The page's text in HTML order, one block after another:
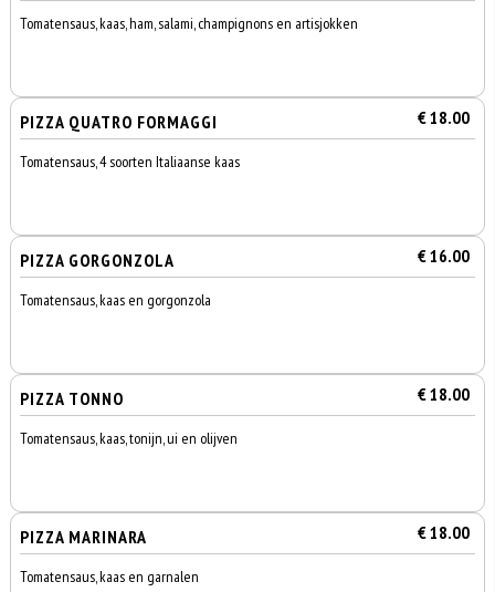
Tomatensaus, kaas, ham, salami, champignons en artisjokken
PIZZA QUATRO FORMAGGI € 18.00
Tomatensaus, 4 soorten Italiaanse kaas
PIZZA GORGONZOLA € 16.00
Tomatensaus, kaas en gorgonzola
PIZZA TONNO € 18.00
Tomatensaus, kaas, tonijn, ui en olijven
PIZZA MARINARA € 18.00
Tomatensaus, kaas en garnalen